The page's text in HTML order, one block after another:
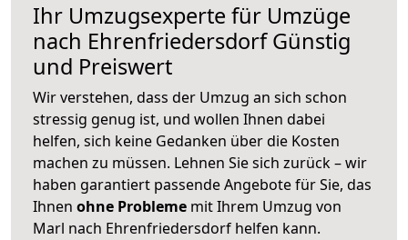
Ihr Umzugsexperte für Umzüge
nach EhrenfriedersdorfGünstig
und Preiswert
Wir verstehen, dass der Umzug an sich schon
stressig genug ist, und wollen Ihnen dabei
helfen, sich keine Gedanken über die Kosten
machen zu müssen. Lehnen Sie sich zurück – wir
haben garantiert passende Angebote für Sie, das
Ihnen ohne Probleme mit Ihrem Umzug von
Marl nach Ehrenfriedersdorf helfen kann.